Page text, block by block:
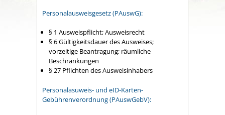
Personalausweisgesetz (PAuswG):
§ 1 Ausweispflicht; Ausweisrecht
§ 6Gültigkeitsdauer des Ausweises;
vorzeitige Beantragung; räumliche
Beschränkungen
§ 27 Pflichten des Ausweisinhabers
Personalasuweis- und eID-Karten-
Gebührenverordnung (PAuswGebV):